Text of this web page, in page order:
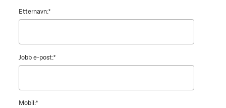
Etternavn:*
Jobb e-post:*
Mobil:*